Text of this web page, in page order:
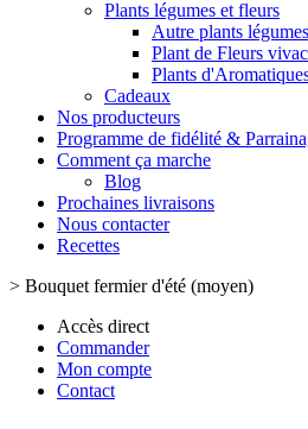
Plants légumes et fleurs
Autre plants légumes
Plant de Fleurs
Plants
Cadeaux
Nos producteurs
Programme de fidélité &
Comment ça marche
Blog
Prochaines livraisons
Nous contacter
Recettes
> Bouquet fermier d'été (moyen)
Accès direct
Commander
Mon compte
Contact